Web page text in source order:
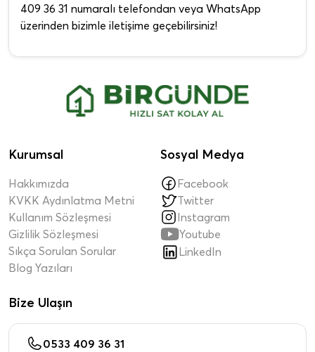
409 36 31 numaralı telefondan veya WhatsApp
üzerinden bizimle iletişime geçebilirsiniz!
Kurumsal
Hakkımızda
KVKK Aydınlatma Metni
Kullanım Sözleşmesi
Gizlilik Sözleşmesi
Sıkça Sorulan Sorular
Blog Yazıları
Sosyal Medya
Facebook
Twitter
Instagram
Youtube
LinkedIn
Bize Ulaşın
0533 409 36 31